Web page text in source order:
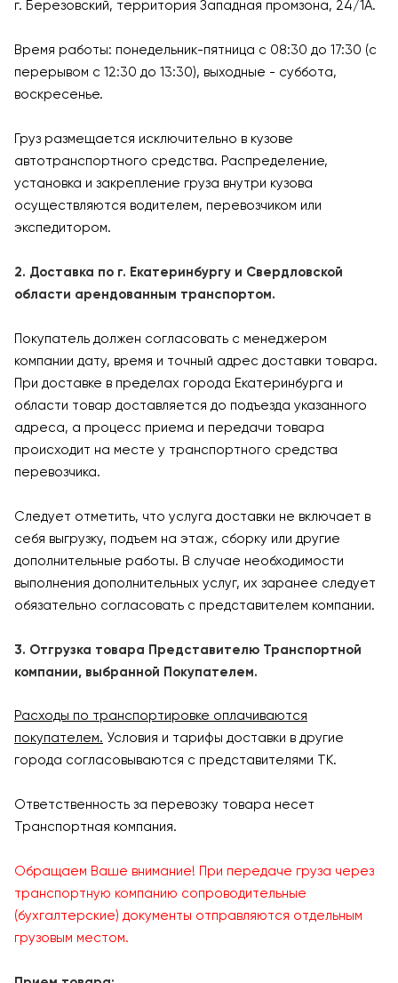
г. Березовский, территория Западная промзона, 24/1А.
Время работы: понедельник-пятница с 08:30 до 17:30 (с
перерывом с 12:30 до 13:30), выходные - суббота,
воскресенье.
Груз размещается исключительно в кузове
автотранспортного средства. Распределение,
установка и закрепление груза внутри кузова
осуществляются водителем, перевозчиком или
экспедитором.
2. Доставка по г. Екатеринбургу и Свердловской
области арендованным транспортом.
Покупатель должен согласовать с менеджером
компании дату, время и точный адрес доставки товара.
При доставке в пределах города Екатеринбурга и
области товар доставляется до подъезда указанного
адреса, а процесс приема и передачи товара
происходит на месте у транспортного средства
перевозчика.
Следует отметить, что услуга доставки не включает в
себя выгрузку, подъем на этаж, сборку или другие
дополнительные работы. В случае необходимости
выполнения дополнительных услуг, их заранее следует
обязательно согласовать с представителем компании.
3. Отгрузка товара Представителю Транспортной
компании, выбранной Покупателем.
Расходы по транспортировке оплачиваются
покупателем. Условия и тарифы доставки в другие
города согласовываются с представителями ТК.
Ответственность за перевозку товара несет
Транспортная компания.
Обращаем Ваше внимание! При передаче груза через
транспортную компанию сопроводительные
(бухгалтерские) документы отправляются отдельным
грузовым местом.